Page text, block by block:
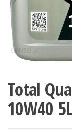
Total
10W40 5L